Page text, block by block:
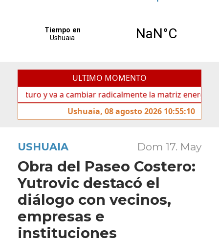
ULTIMO MOMENTO
y va a cambiar radicalmente la matriz energética de
Ushuaia, 08 agosto 2026 10:55:10
USHUAIA Dom 17. May
Obra del Paseo Costero:
Yutrovic destacó el
diálogo con vecinos,
empresas e
instituciones